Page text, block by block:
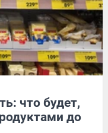
что будет,
до